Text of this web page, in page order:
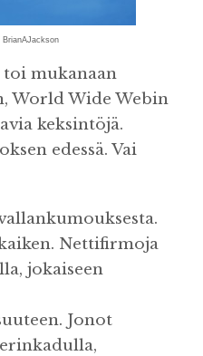
mukanaan
World Wide Webin
keksintöjä.
edessä. Vai
Nettifirmoja
jokaiseen
Jonot